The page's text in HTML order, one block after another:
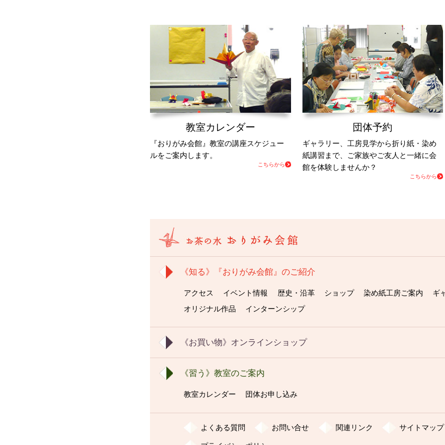
教室カレンダー
『おりがみ会館』教室の講座スケジュー
ルをご案内します。
こちらから
団体予約
ギャラリー、工房見学から折り紙・染め
紙講習まで、ご家族やご友人と一緒に会
館を体験しませんか？
こちらから
《知る》『おりがみ会館』のご紹介
アクセス イベント情報 歴史・沿革 ショップ 染め紙工房ご案内 ギ
オリジナル作品
インターンシップ
《お買い物》オンラインショップ
《習う》教室のご案内
教室カレンダー 団体お申し込み
よくある質問 お問い合せ 関連リンク サイトマップ